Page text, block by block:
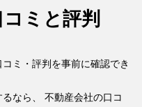
ミと評判
ミ・評判を事前に確認でき
なら、 不動産会社の口コ